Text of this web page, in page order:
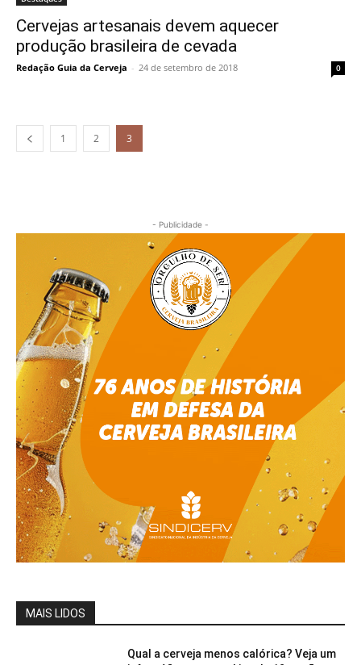
Cervejas artesanais devem aquecer
produção brasileira de cevada
Redação Guia da Cerveja - 24 de setembro de 2018 0
1 2 3
- Publicidade -
MAIS LIDOS
Qual a cerveja menos calórica? Veja um